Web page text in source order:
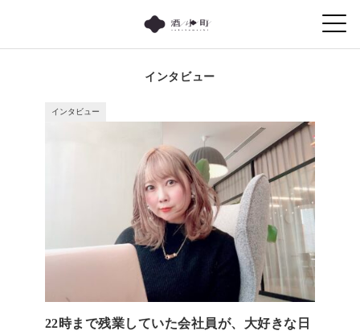
インタビュー
インタビュー
22時まで残業していた会社員が、大好きな日